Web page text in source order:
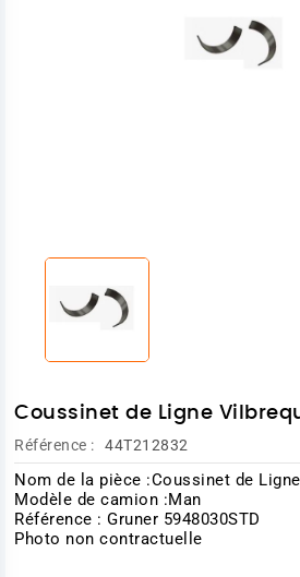
Coussinet de Ligne
Référence : 44T212832
Nom de la pièce :Coussinet de
Modèle de camion :Man
Référence : Gruner 5948030STD
Photo non contractuelle